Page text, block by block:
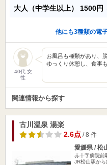
大人（中学生以上） 1500円
他にも3種類の電
40代 女
性
お風呂も種類があり、
ゆっくり休憩し、食事
関連情報から探す
古川温泉 湯楽
2.6点/ 8 件
愛媛県 / 松
赤十字病院前
JR松山駅か